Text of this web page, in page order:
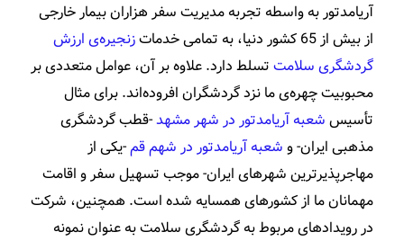
آریامدتور به واسطه تجربه مدیریت سفر هزاران بیمار خارجی
از بیش‌ از 65 کشور دنیا، به تمامی خدمات
زنجیره‌ی ارزش
گردشگری سلامتتسلط دارد. علاوه بر آن، عوامل متعددی بر
محبوبیت چهره‌ی ما نزد گردشگران افروده‌اند. برای مثال
تأسیس شعبه آریامدتور در شهر مشهد-قطب گردشگری
مذهبی ایران- و شعبه آریامدتور در شهم قم-یکی از
مهاجرپذیرترین شهرهای ایران- موجب تسهیل سفر و اقامت
مهمانان ما از کشورهای همسایه شده است. همچنین، شرکت‌
در رویدادهای مربوط به گردشگری سلامت به عنوان نمونه